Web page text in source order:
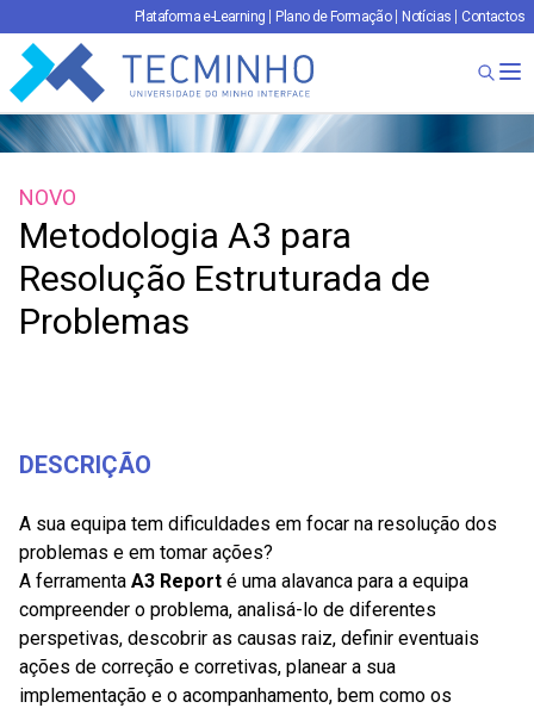
Plataforma e-Learning Plano de Formação Notícias Contactos
TECMINHO
NOVO
Metodologia A3 para
Resolução Estruturada de
Problemas
DESCRIÇÃO
A sua equipa tem dificuldades em focar na resolução dos
problemas e em tomar ações?
A ferramenta A3 Report é uma alavanca para a equipa
compreender o problema, analisá-lo de diferentes
perspetivas, descobrir as causas raiz, definir eventuais
ações de correção e corretivas, planear a sua
implementação e o acompanhamento, bem como os